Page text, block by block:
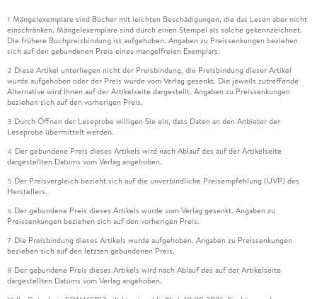
1 Mängelexemplare sind Bücher mit leichten Beschädigungen, die das Lesen aber nicht
einschränken. Mängelexemplare sind durch einen Stempel als solche gekennzeichnet.
Die frühere Buchpreisbindung ist aufgehoben. Angaben zu Preissenkungen beziehen
sich auf den gebundenen Preis eines mangelfreien Exemplars.
2 Diese Artikel unterliegen nicht der Preisbindung, die Preisbindung dieser Artikel
wurde aufgehoben oder der Preis wurde vom Verlag gesenkt. Die jeweils zutreffende
Alternative wird Ihnen auf der Artikelseite dargestellt. Angaben zu Preissenkungen
beziehen sich auf den vorherigen Preis.
3 Durch Öffnen der Leseprobe willigen Sie ein, dass Daten an den Anbieter der
Leseprobe übermittelt werden.
4 Der gebundene Preis dieses Artikels wird nach Ablauf des auf der Artikelseite
dargestellten Datums vom Verlag angehoben.
5 Der Preisvergleich bezieht sich auf die unverbindliche Preisempfehlung (UVP) des
Herstellers.
6 Der gebundene Preis dieses Artikels wurde vom Verlag gesenkt. Angaben zu
Preissenkungen beziehen sich auf den vorherigen Preis.
7 Die Preisbindung dieses Artikels wurde aufgehoben. Angaben zu Preissenkungen
beziehen sich auf den letzten gebundenen Preis.
8 Der gebundene Preis dieses Artikels wird nach Ablauf des auf der Artikelseite
dargestellten Datums vom Verlag angehoben.